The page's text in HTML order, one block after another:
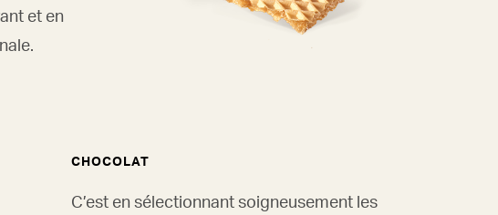
et en
CHOCOLAT
C’est en sélectionnant soigneusement les